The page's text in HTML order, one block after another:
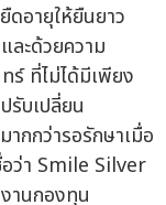
ดอายุให้ยืนยาว
ะด้วยความ
ร์ ที่ไม่ได้มีเพียง
รับเปลี่ยน
กกว่ารอรักษาเมื่อ
อว่า Smile Silver
านกองทุน